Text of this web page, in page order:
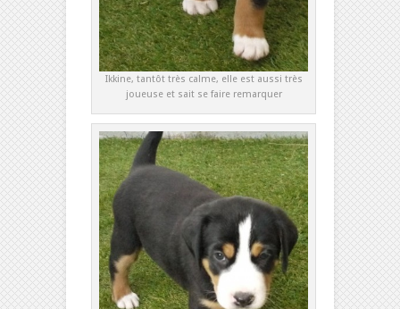
Ikkine, tantôt très calme, elle est aussi très
joueuse et sait se faire remarquer